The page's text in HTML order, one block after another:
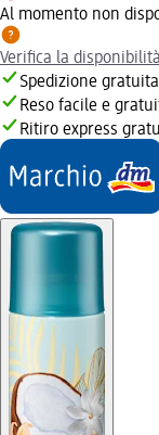
Al momento non
Verifica la
Spedizione
Reso facile e
Ritiro express